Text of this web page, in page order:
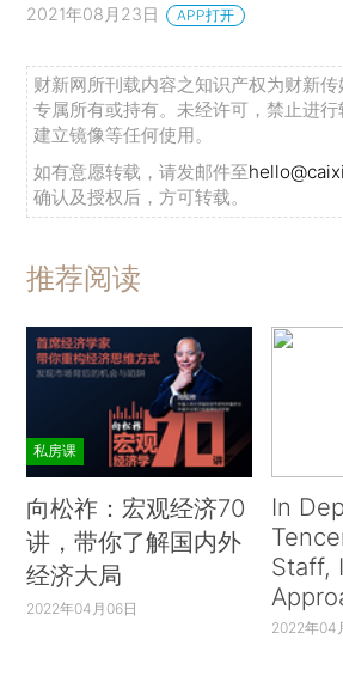
2021年08月23日 APP打开
财新网所刊载内容之知识产权为财新
专属所有或持有。未经许可，禁止进
建立镜像等任何使用。
如有意愿转载，请发邮件至
确认及授权后，方可转载。
推荐阅读
私房课
向松祚：宏观经济70
讲，带你了解国内外
经济大局
2022年04月06日
In
Staff,
2022年04